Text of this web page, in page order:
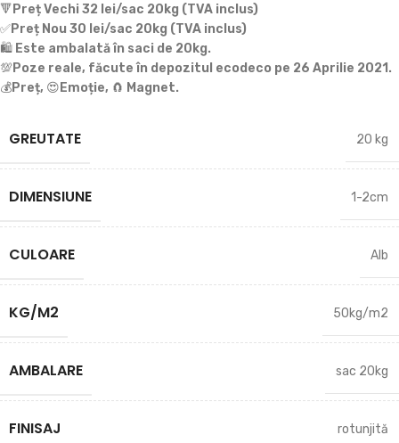
🔻 Preț Vechi 32 lei/sac 20kg (TVA inclus)
✅Preț Nou 30 lei/sac 20kg (TVA inclus)
🛍️ Este ambalată în saci de 20kg.
💯 Poze reale, făcute în depozitul ecodeco pe 26 Aprilie 2021.
💰Preț, 😍 Emoție, 🧲 Magnet.
GREUTATE 20 kg
DIMENSIUNE 1-2cm
CULOARE Alb
KG/M2 50kg/m2
AMBALARE sac 20kg
FINISAJ rotunjită